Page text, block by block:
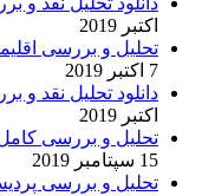
اکتبر 2019
تحلیل و بررسی
7 اکتبر 2019
دانلود تحلیل نقد و
اکتبر 2019
تحلیل و بررسی
15 سپتامبر 2019
تحلیل و بررسی